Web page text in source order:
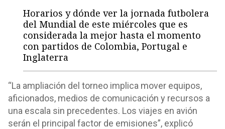
Horarios y dónde ver la jornada futbolera
del Mundial de este miércoles que es
considerada la mejor hasta el momento
con partidos de Colombia, Portugal e
Inglaterra
“La ampliación del torneo implica mover equipos,
aficionados, medios de comunicación y recursos a
una escala sin precedentes. Los viajes en avión
serán el principal factor de emisiones”, explicó